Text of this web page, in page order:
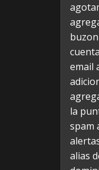
email
la
spam
alias